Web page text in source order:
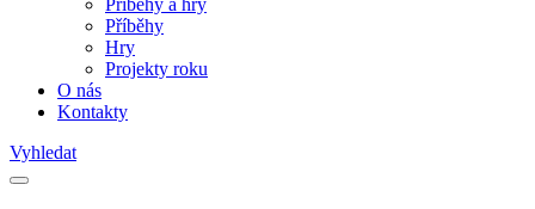
Příběhy a hry
Příběhy
Hry
Projekty roku
O nás
Kontakty
Vyhledat